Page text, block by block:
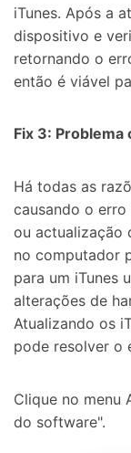
iTunes. Após a
dispositivo e
retornando o
então é viável
Fix 3: Problema
Há todas as
causando o
ou actualização
no computador
para um iTunes
alterações de
Atualizando os
pode resolver o
Clique no menu
do software".